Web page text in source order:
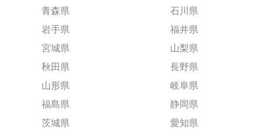
青森県
岩手県
宮城県
秋田県
山形県
福島県
茨城県
石川県
福井県
山梨県
長野県
岐阜県
静岡県
愛知県